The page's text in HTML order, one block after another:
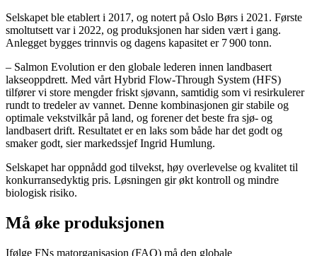
Selskapet ble etablert i 2017, og notert på Oslo Børs i 2021. Første
smoltutsett var i 2022, og produksjonen har siden vært i gang.
Anlegget bygges trinnvis og dagens kapasitet er 7 900 tonn.
– Salmon Evolution er den globale lederen innen landbasert
lakseoppdrett. Med vårt Hybrid Flow-Through System (HFS)
tilfører vi store mengder friskt sjøvann, samtidig som vi resirkulerer
rundt to tredeler av vannet. Denne kombinasjonen gir stabile og
optimale vekstvilkår på land, og forener det beste fra sjø- og
landbasert drift. Resultatet er en laks som både har det godt og
smaker godt, sier markedssjef Ingrid Humlung.
Selskapet har oppnådd god tilvekst, høy overlevelse og kvalitet til
konkurransedyktig pris. Løsningen gir økt kontroll og mindre
biologisk risiko.
Må øke produksjonen
Ifølge FNs matorganisasjon (FAO) må den globale